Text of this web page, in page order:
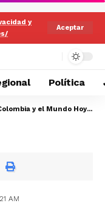
y
Aceptar
Política
Colombia Mundo - Principales Noticias de Colombia y el Mundo Hoy
>
AM